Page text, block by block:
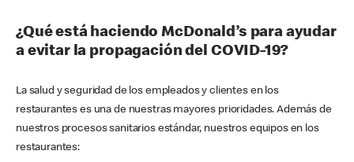
¿Qué está haciendo McDonald’s para ayudar
a evitar la propagación del COVID-19?
La salud y seguridad de los empleados y clientes en los
restaurantes es una de nuestras mayores prioridades. Además de
nuestros procesos sanitarios estándar, nuestros equipos en los
restaurantes: